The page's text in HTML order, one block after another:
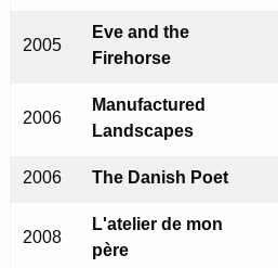
2005
Eve and the
Firehorse
2006
Manufactured
Landscapes
2006 The Danish Poet
2008
L'atelier de mon
père